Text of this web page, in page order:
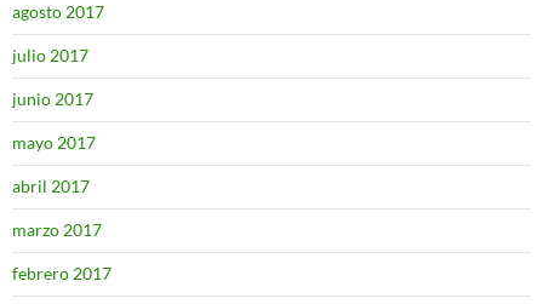
agosto 2017
julio 2017
junio 2017
mayo 2017
abril 2017
marzo 2017
febrero 2017